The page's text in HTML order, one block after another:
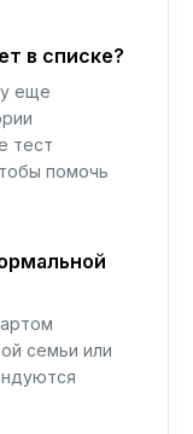
в списке?
еще
тест
помочь
семьи или